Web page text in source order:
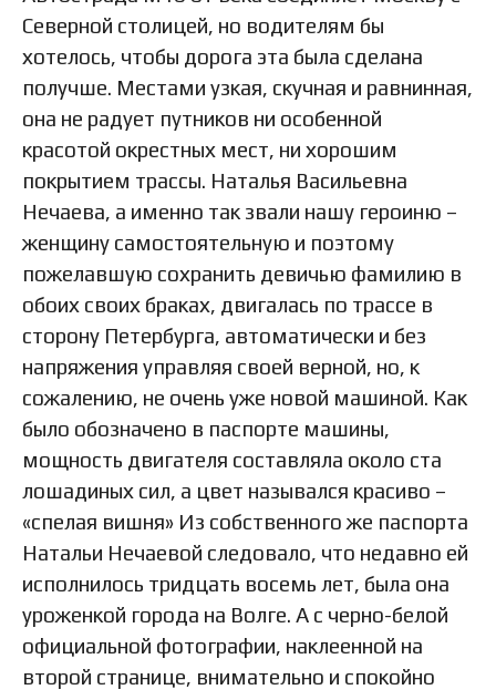
Северной столицей, но водителям бы
хотелось, чтобы дорога эта была сделана
получше. Местами узкая, скучная и равнинная,
она не радует путников ни особенной
красотой окрестных мест, ни хорошим
покрытием трассы. Наталья Васильевна
Нечаева, а именно так звали нашу героиню –
женщину самостоятельную и поэтому
пожелавшую сохранить девичью фамилию в
обоих своих браках, двигалась по трассе в
сторону Петербурга, автоматически и без
напряжения управляя своей верной, но, к
сожалению, не очень уже новой машиной. Как
было обозначено в паспорте машины,
мощность двигателя составляла около ста
лошадиных сил, а цвет назывался красиво –
«спелая вишня» Из собственного же паспорта
Натальи Нечаевой следовало, что недавно ей
исполнилось тридцать восемь лет, была она
уроженкой города на Волге. А с черно-белой
официальной фотографии, наклеенной на
второй странице, внимательно и спокойно